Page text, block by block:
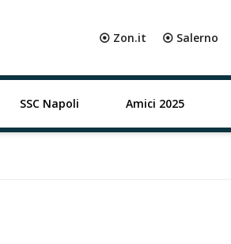
⦿ Zon.it ⦿ Salerno
SSC Napoli Amici 2025